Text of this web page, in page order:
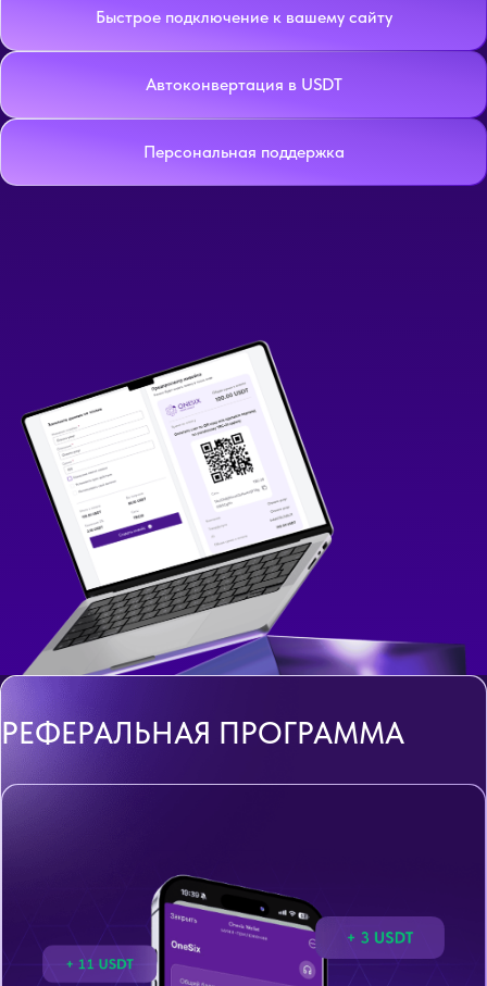
Быстрое подключение к вашему сайту
Автоконвертация в USDT
Персональная поддержка
РЕФЕРАЛЬНАЯ ПРОГРАММА